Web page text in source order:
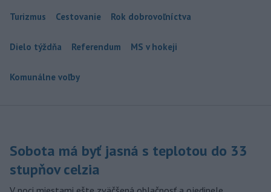
Turizmus Cestovanie Rok dobrovoľníctva
Dielo týždňa Referendum MS v hokeji
Komunálne voľby
Sobota má byť jasná s teplotou do 33
stupňov celzia